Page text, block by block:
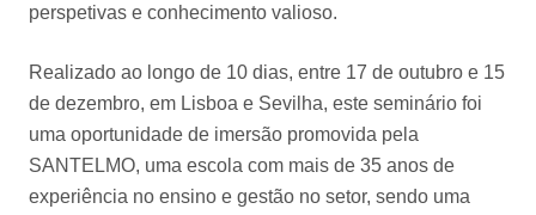
perspetivas e conhecimento valioso.
Realizado ao longo de 10 dias, entre 17 de outubro e 15
de dezembro, em Lisboa e Sevilha, este seminário foi
uma oportunidade de imersão promovida pela
SANTELMO, uma escola com mais de 35 anos de
experiência no ensino e gestão no setor, sendo uma